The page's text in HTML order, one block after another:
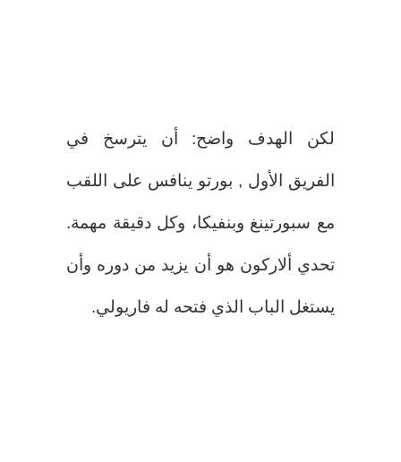
لكن الهدف واضح: أن يترسخ في
الفريق الأول , بورتو ينافس على اللقب
مع سبورتينغ وبنفيكا، وكل دقيقة مهمة.
تحدي ألاركون هو أن يزيد من دوره وأن
يستغل الباب الذي فتحه له فاريولي.